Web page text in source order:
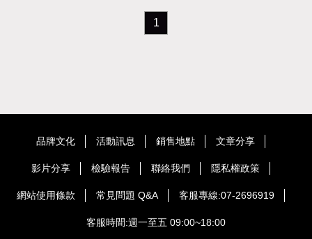
1
品牌文化 活動訊息 銷售地點 文章分享
影片分享 檢驗報告 聯絡我們 隱私權政策
網站使用條款 常見問題 Q&A 客服專線:07-2696919
客服時間:週一至五 09:00~18:00